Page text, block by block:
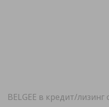
BELGEE в кредит/